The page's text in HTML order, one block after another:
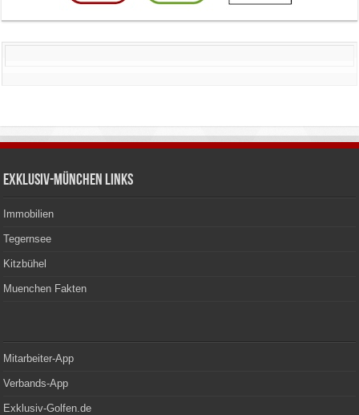
Exklusiv-München Links
Immobilien
Tegernsee
Kitzbühel
Muenchen Fakten
Mitarbeiter-App
Verbands-App
Exklusiv-Golfen.de